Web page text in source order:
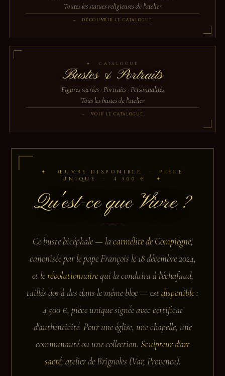
Toutes les statues religieuses de l'atelier
→ DÉCOUVRIR LE CATALOGUE
✦ CATALOGUE
Bustes & Portraits
Figures sacrées · Portraits · Personnalités
Tous les bustes de l'atelier
→ VOIR LE CATALOGUE
✦ ŒUVRE DISPONIBLE · PIÈCE
UNIQUE · 4 500 € ✦
Qu'est-ce que Vivre ?
Ce buste bicéphale — lacarmélite de Compiègne,
canonisée par le pape François le 18 décembre 2024,
et lerévolutionnairequi la conduira à l'échafaud,
taillés dos à dos dans le même bloc — estdisponible:
4 500 €, pièce unique signée avec certificat
d'authenticité. Pour une église, une chapelle, une
communauté ou une collection. Sculpteur d'art
sacré, atelier de Brignoles (Var, Provence).